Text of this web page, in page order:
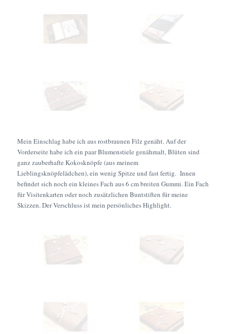
Mein Einschlag habe ich aus rostbraunen Filz genäht. Auf der
Vorderseite habe ich ein paar Blumenstiele genähmalt, Blüten sind
ganz zauberhafte Kokosknöpfe (aus meinem
Lieblingsknöpfelädchen), ein wenig Spitze und fast fertig. Innen
befindet sich noch ein kleines Fach aus 6 cm breiten Gummi. Ein Fach
für Visitenkarten oder noch zusätzlichen Buntstiften für meine
Skizzen. Der Verschluss ist mein persönliches Highlight.